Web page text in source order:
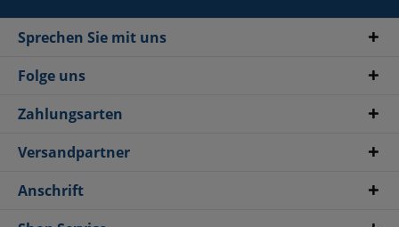
Sprechen Sie mit uns
Folge uns
Zahlungsarten
Versandpartner
Anschrift